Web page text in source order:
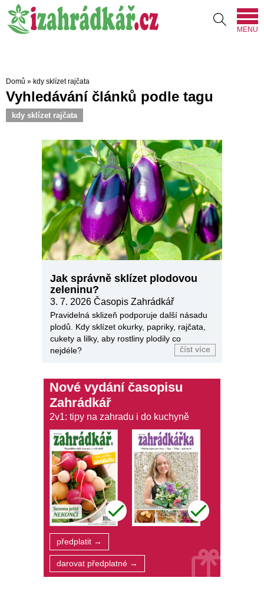
MENU
Domů » kdy sklízet rajčata
Vyhledávání článků podle tagu
kdy sklízet rajčata
Jak správně sklízet plodovou
zeleninu?
3. 7. 2026 Časopis Zahrádkář
Pravidelná sklizeň podporuje další násadu
plodů. Kdy sklízet okurky, papriky, rajčata,
cukety a lilky, aby rostliny plodily co
nejdéle?
číst více
Nové vydání časopisu
Zahrádkář
2v1: tipy na zahradu i do kuchyně
předplatit →
darovat předplatné →